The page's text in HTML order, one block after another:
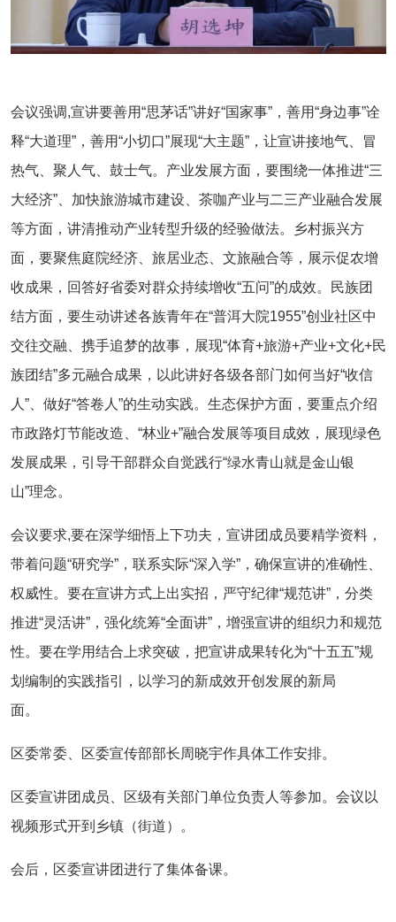
会议强调,宣讲要善用“思茅话”讲好“国家事”，善用“身边事”诠
释“大道理”，善用“小切口”展现“大主题”，让宣讲接地气、冒
热气、聚人气、鼓士气。产业发展方面，要围绕一体推进“三
大经济”、加快旅游城市建设、茶咖产业与二三产业融合发展
等方面，讲清推动产业转型升级的经验做法。乡村振兴方
面，要聚焦庭院经济、旅居业态、文旅融合等，展示促农增
收成果，回答好省委对群众持续增收“五问”的成效。民族团
结方面，要生动讲述各族青年在“普洱大院1955”创业社区中
交往交融、携手追梦的故事，展现“体育+旅游+产业+文化+民
族团结”多元融合成果，以此讲好各级各部门如何当好“收信
人”、做好“答卷人”的生动实践。生态保护方面，要重点介绍
市政路灯节能改造、“林业+”融合发展等项目成效，展现绿色
发展成果，引导干部群众自觉践行“绿水青山就是金山银
山”理念。
会议要求,要在深学细悟上下功夫，宣讲团成员要精学资料，
带着问题“研究学”，联系实际“深入学”，确保宣讲的准确性、
权威性。要在宣讲方式上出实招，严守纪律“规范讲”，分类
推进“灵活讲”，强化统筹“全面讲”，增强宣讲的组织力和规范
性。要在学用结合上求突破，把宣讲成果转化为“十五五”规
划编制的实践指引，以学习的新成效开创发展的新局
面。
区委常委、区委宣传部部长周晓宇作具体工作安排。
区委宣讲团成员、区级有关部门单位负责人等参加。会议以
视频形式开到乡镇（街道）。
会后，区委宣讲团进行了集体备课。